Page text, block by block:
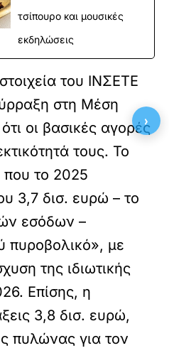
τσίπουρο και μουσικές
εκδηλώσεις
του ΙΝΣΕΤΕ
στη Μέση
οι βασικές αγορές
τους. Το
το 2025
3,7 δισ. ευρώ – το
εσόδων –
πυροβολικό», με
της ιδιωτικής
Επίσης, η
3,8 δισ. ευρώ,
πυλώνας για τον
›